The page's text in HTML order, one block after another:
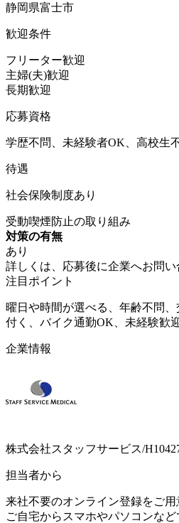
静岡県富士市
歓迎条件
フリーター歓迎
主婦(夫)歓迎
長期歓迎
応募資格
学歴不問、未経験者OK、高校生
待遇
社会保険制度あり
受動喫煙防止の取り組み
対策の有無
あり
詳しくは、応募後に企業へお問
注目ポイント
曜日や時間が選べる、年齢不問
付く、バイク通勤OK、未経験歓
企業情報
株式会社スタッフサービス/
担当者から
来社不要のオンライン登録をご用
ご自宅からスマホやパソコンな